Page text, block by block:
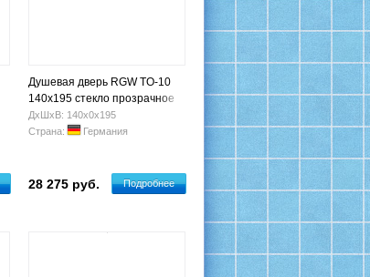
Душевая дверь RGW TO-10
140x195 стекло прозрачное
ДхШхВ: 140х0х195
Страна:
Германия
28 275 руб. Подробнее